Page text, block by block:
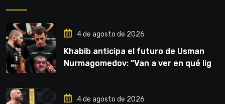
4 de agosto de 2026
Khabib anticipa el futuro de Usman
Nurmagomedov: “Van a ver en qué liga
4 de agosto de 2026